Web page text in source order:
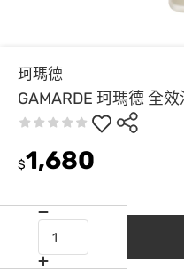
珂瑪德
GAMARDE 珂瑪德 全
$1,680